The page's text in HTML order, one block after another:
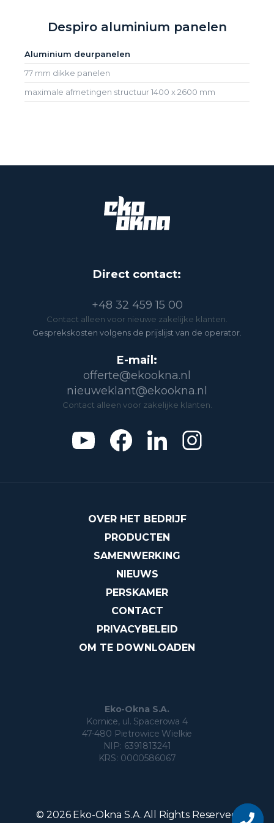
Despiro aluminium panelen
Aluminium deurpanelen
77 mm dikke panelen
maximale afmetingen structuur 1400 x 2600 mm
Direct contact:
+48 32 459 15 00
Contact alleen voor nieuwe zakelijke klanten.
Gesprekskosten volgens de prijslijst van de operator.
E-mail:
offerte@ekookna.nl
nieuweklant@ekookna.nl
Contact alleen voor zakelijke klanten.
OVER HET BEDRIJF
PRODUCTEN
SAMENWERKING
NIEUWS
PERSKAMER
CONTACT
PRIVACYBELEID
OM TE DOWNLOADEN
Eko-Okna S.A.
Kornice, ul. Spacerowa 4
47-480 Pietrowice Wielkie
NIP: 6391813241
KRS: 0000586067
© 2026 Eko-Okna S.A. All Rights Reserved
Vraag
over